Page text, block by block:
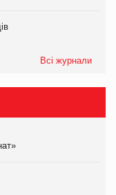
Всі журнали